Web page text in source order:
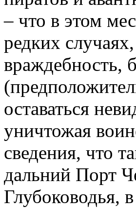
– что в этом
редких
враждебность,
оставаться
уничтожая
сведения, что
дальний Порт
Глубоководья,